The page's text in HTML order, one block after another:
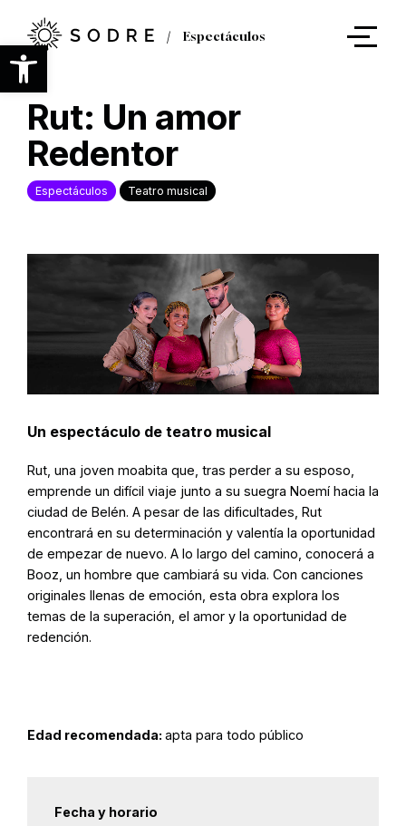
Abrir barra de herramientas
contenido
principal
Espectáculos
Rut: Un amor
Redentor
Espectáculos Teatro musical
Un espectáculo de teatro musical
Rut, una joven moabita que, tras perder a su esposo,
emprende un difícil viaje junto a su suegra Noemí hacia la
ciudad de Belén. A pesar de las dificultades, Rut
encontrará en su determinación y valentía la oportunidad
de empezar de nuevo. A lo largo del camino, conocerá a
Booz, un hombre que cambiará su vida. Con canciones
originales llenas de emoción, esta obra explora los
temas de la superación, el amor y la oportunidad de
redención.
Edad recomendada: apta para todo público
Fecha y horario